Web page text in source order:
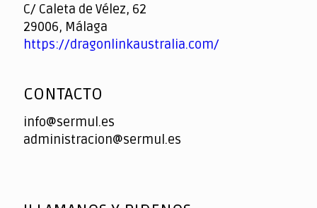
C/ Caleta de Vélez, 62
29006, Málaga
https://dragonlinkaustralia.com/
CONTACTO
info@sermul.es
administracion@sermul.es